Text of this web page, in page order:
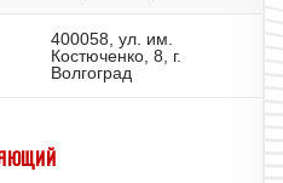
400058, ул. им.
Костюченко, 8, г.
Волгоград